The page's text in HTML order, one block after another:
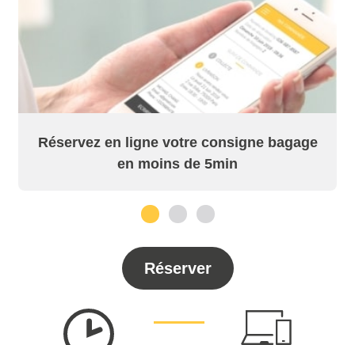
Réservez en ligne votre consigne bagage
en moins de 5min
Réserver